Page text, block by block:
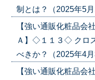
制とは？（2025年5
【強い通販化粧品会
Ａ】◇１１３◇ クロ
べきか？（2025年4
【強い通販化粧品会